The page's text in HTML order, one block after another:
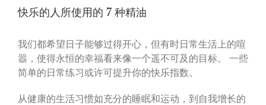
快乐的人所使用的 7 种精油
我们都希望日子能够过得开心，但有时日常生活上的喧
嚣，使得永恒的幸福看来像一个遥不可及的目标。 一些
简单的日常练习或许可提升你的快乐指数。
从健康的生活习惯如充分的睡眠和运动，到自我增长的